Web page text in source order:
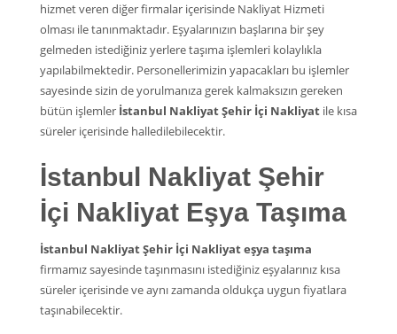
hizmet veren diğer firmalar içerisinde Nakliyat Hizmeti
olması ile tanınmaktadır. Eşyalarınızın başlarına bir şey
gelmeden istediğiniz yerlere taşıma işlemleri kolaylıkla
yapılabilmektedir. Personellerimizin yapacakları bu işlemler
sayesinde sizin de yorulmanıza gerek kalmaksızın gereken
bütün işlemler İstanbul Nakliyat Şehir İçi Nakliyat ile kısa
süreler içerisinde halledilebilecektir.
İstanbul Nakliyat Şehir
İçi Nakliyat Eşya Taşıma
İstanbul Nakliyat Şehir İçi Nakliyat eşya taşıma
firmamız sayesinde taşınmasını istediğiniz eşyalarınız kısa
süreler içerisinde ve aynı zamanda oldukça uygun fiyatlara
taşınabilecektir.